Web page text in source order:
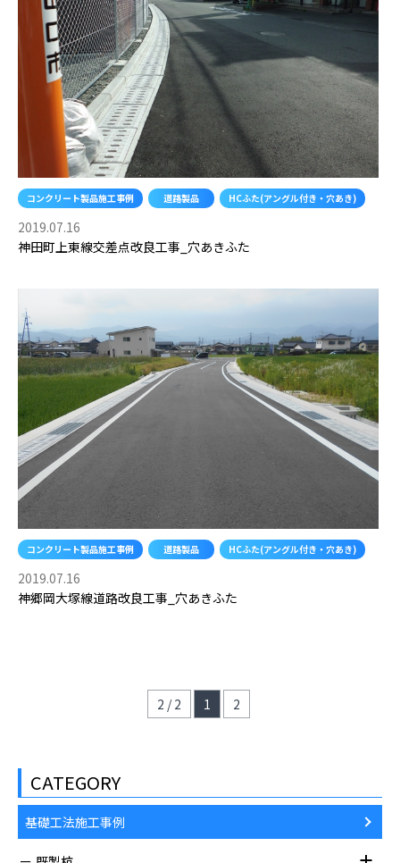
コンクリート製品施工事例 道路製品 HCふた(アングル付き・穴あき)
2019.07.16
神田町上東線交差点改良工事_穴あきふた
コンクリート製品施工事例 道路製品 HCふた(アングル付き・穴あき)
2019.07.16
神郷岡大塚線道路改良工事_穴あきふた
2 / 2 1 2
CATEGORY
基礎工法施工事例